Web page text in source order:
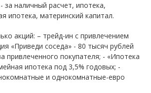
за наличный расчет, ипотека,
ипотека, материнский капитал.
акций: – трейд-ин с привлечением
«Приведи соседа» - 80 тысяч рублей
привлеченного покупателя; - «Ипотека
ипотека под 3,5% годовых; -
и однокомнатные-евро